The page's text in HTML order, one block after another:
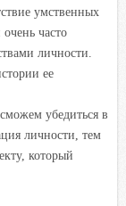
умственных
часто
личности.
ее
убедиться в
личности, тем
который